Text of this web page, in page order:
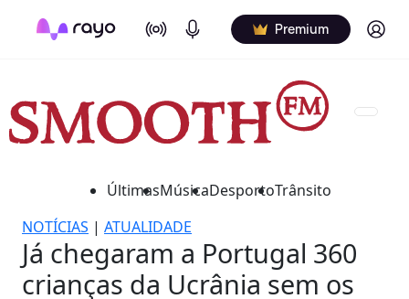
On Air Podcasts Premium Log in
ÚltimasMúsicaDesportoTrânsito
NOTÍCIAS | ATUALIDADE
Já chegaram a Portugal 360
crianças da Ucrânia sem os